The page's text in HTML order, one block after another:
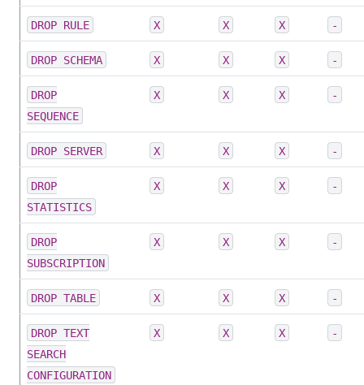
DROP RULE X X X -
DROP SCHEMA X X X -
DROP
SEQUENCE
X X X -
DROP SERVER X X X -
DROP
STATISTICS
X X X -
DROP
SUBSCRIPTION
X X X -
DROP TABLE X X X -
DROP TEXT
SEARCH
CONFIGURATION
X X X -